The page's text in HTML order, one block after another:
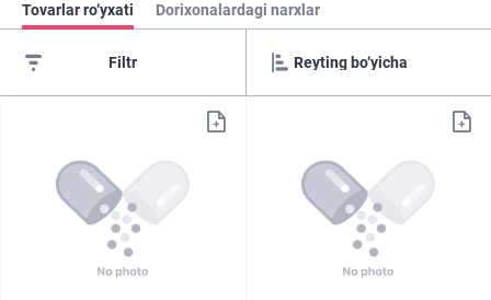
Tovarlar ro‘yxati Dorixonalardagi narxlar
Filtr